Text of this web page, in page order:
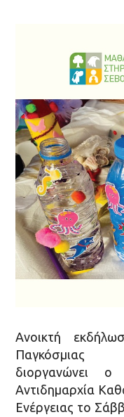
Ανοικτή
Παγκόσμιας
διοργανώνει
Αντιδημαρχία
Ενέργειας το